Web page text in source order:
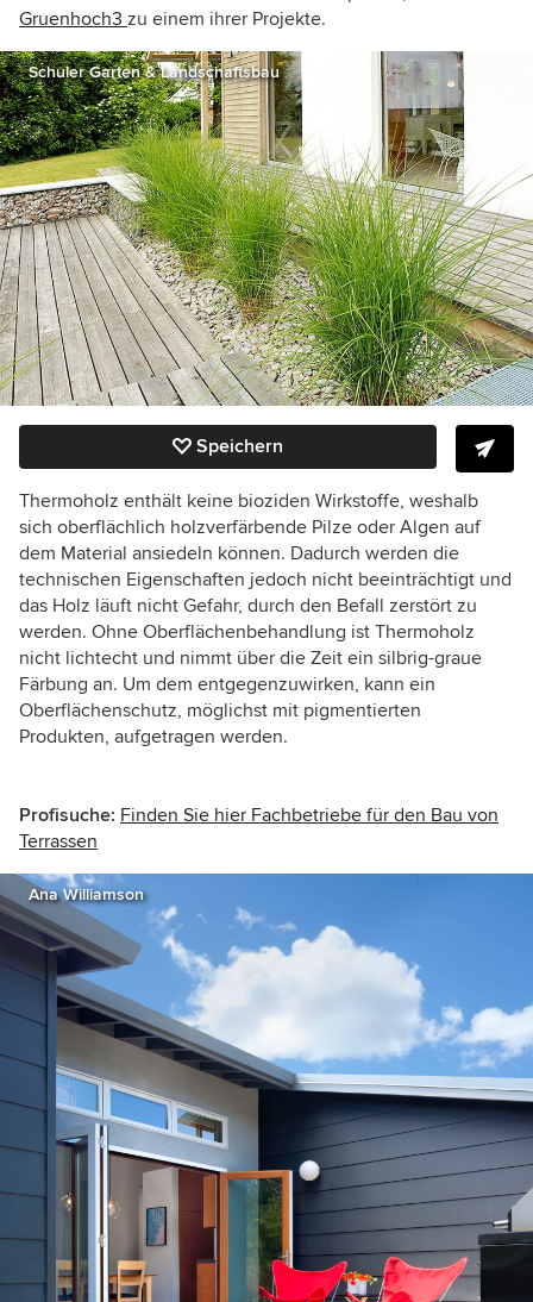
Gruenhoch3 zu einem ihrer Projekte.
Schuler Garten & Landschaftsbau
Speichern
Thermoholz enthält keine bioziden Wirkstoffe, weshalb
sich oberflächlich holzverfärbende Pilze oder Algen auf
dem Material ansiedeln können. Dadurch werden die
technischen Eigenschaften jedoch nicht beeinträchtigt und
das Holz läuft nicht Gefahr, durch den Befall zerstört zu
werden. Ohne Oberflächenbehandlung ist Thermoholz
nicht lichtecht und nimmt über die Zeit ein silbrig-graue
Färbung an. Um dem entgegenzuwirken, kann ein
Oberflächenschutz, möglichst mit pigmentierten
Produkten, aufgetragen werden.
Profisuche: Finden Sie hier Fachbetriebe für den Bau von
Terrassen
Ana Williamson